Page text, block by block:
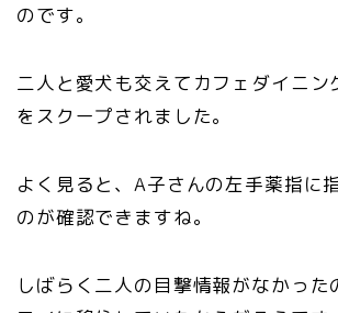
のです。
二人と愛犬も交えてカフェダイニン
をスクープされました。
よく見ると、A子さんの左手薬指に
のが確認できますね。
しばらく二人の目撃情報がなかった